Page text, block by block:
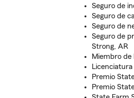
Seguro de
Seguro de
Seguro de
Seguro de
Strong, AR
Miembro de
Premio
Premio